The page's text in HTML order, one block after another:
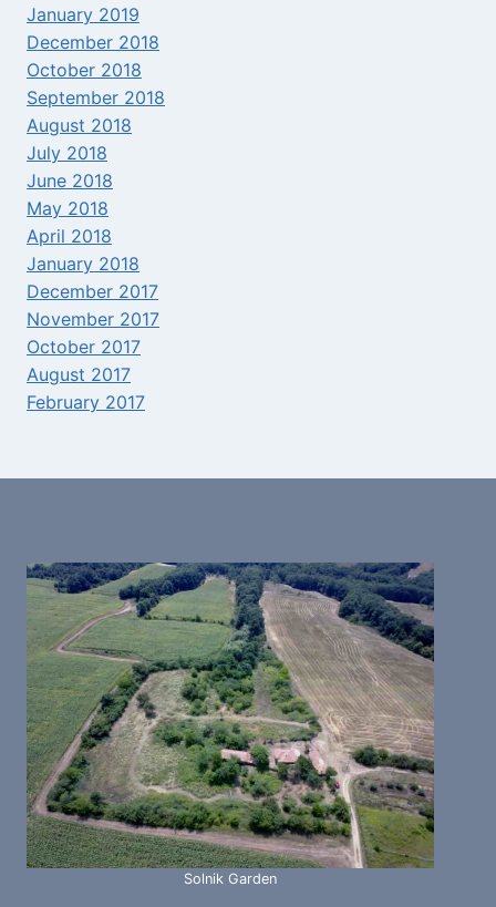
January 2019
December 2018
October 2018
September 2018
August 2018
July 2018
June 2018
May 2018
April 2018
January 2018
December 2017
November 2017
October 2017
August 2017
February 2017
Solnik Garden